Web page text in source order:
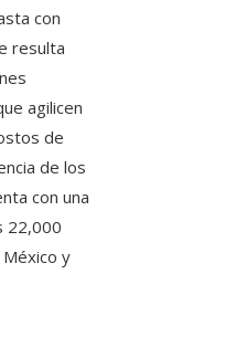
con
resulta
agilicen
de
de los
con una
22,000
y